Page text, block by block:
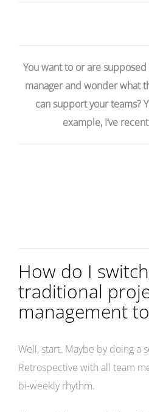
You want to or are
manager and wonder what
can support your teams?
example, I’ve
How do I
traditional
management
Well, start. Maybe by doing a
Retrospective with all team
bi-weekly rhythm.